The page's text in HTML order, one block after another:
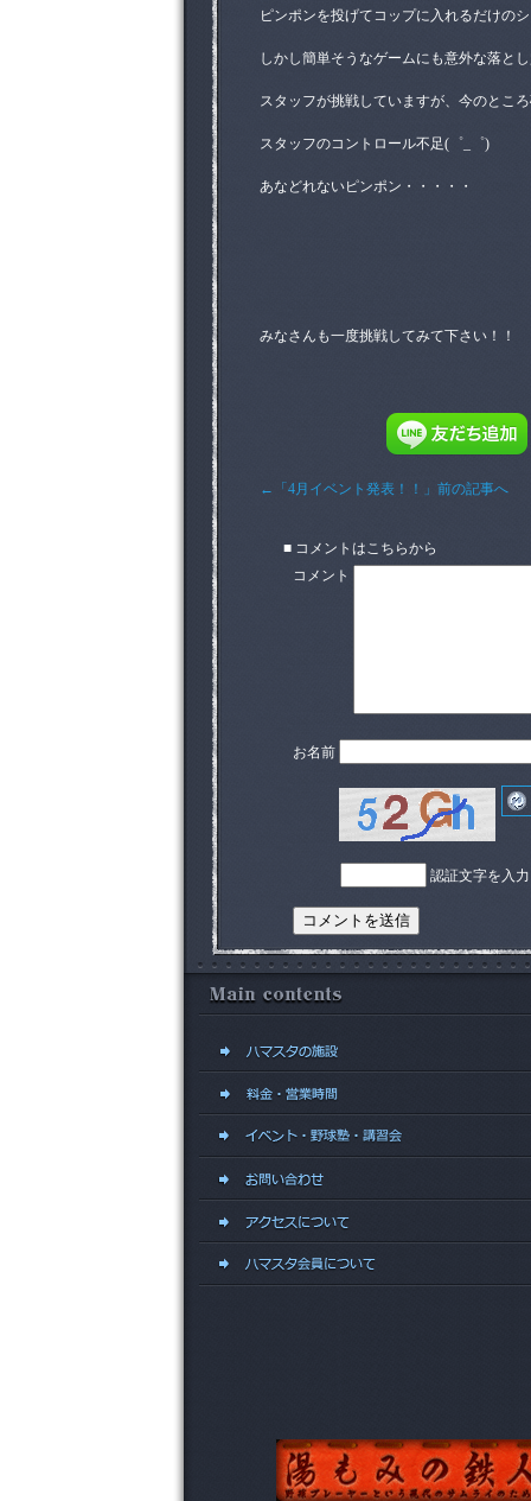
ピンポンを投げてコップに入れるだけの
しかし簡単そうなゲームにも意外な落と
スタッフが挑戦していますが、今のとこ
スタッフのコントロール不足(゜_゜)
あなどれないピンポン・・・・・
みなさんも一度挑戦してみて下さい！！
←「4月イベント発表！！」前の記事へ
■ コメントはこちらから
コメント
お名前
認証文字を入